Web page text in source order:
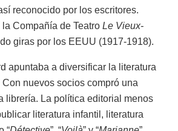
reconocido por los escritores.
Compañía de Teatro Le Vieux-
giras por los EEUU (1917-1918).
apuntaba a diversificar la literatura
nuevos socios compró una
librería. La política editorial menos
literatura infantil, literatura